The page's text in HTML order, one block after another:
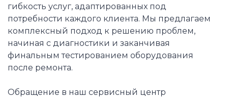
гибкость услуг, адаптированных под
потребности каждого клиента. Мы предлагаем
комплексный подход к решению проблем,
начиная с диагностики и заканчивая
финальным тестированием оборудования
после ремонта.
Обращение в наш сервисный центр